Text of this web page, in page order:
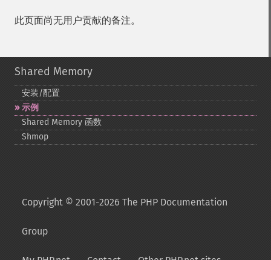
此页面尚无用户贡献的备注。
Shared Memory
安装/配置
示例
Shared Memory 函数
Shmop
Copyright © 2001-2026 The PHP Documentation
Group